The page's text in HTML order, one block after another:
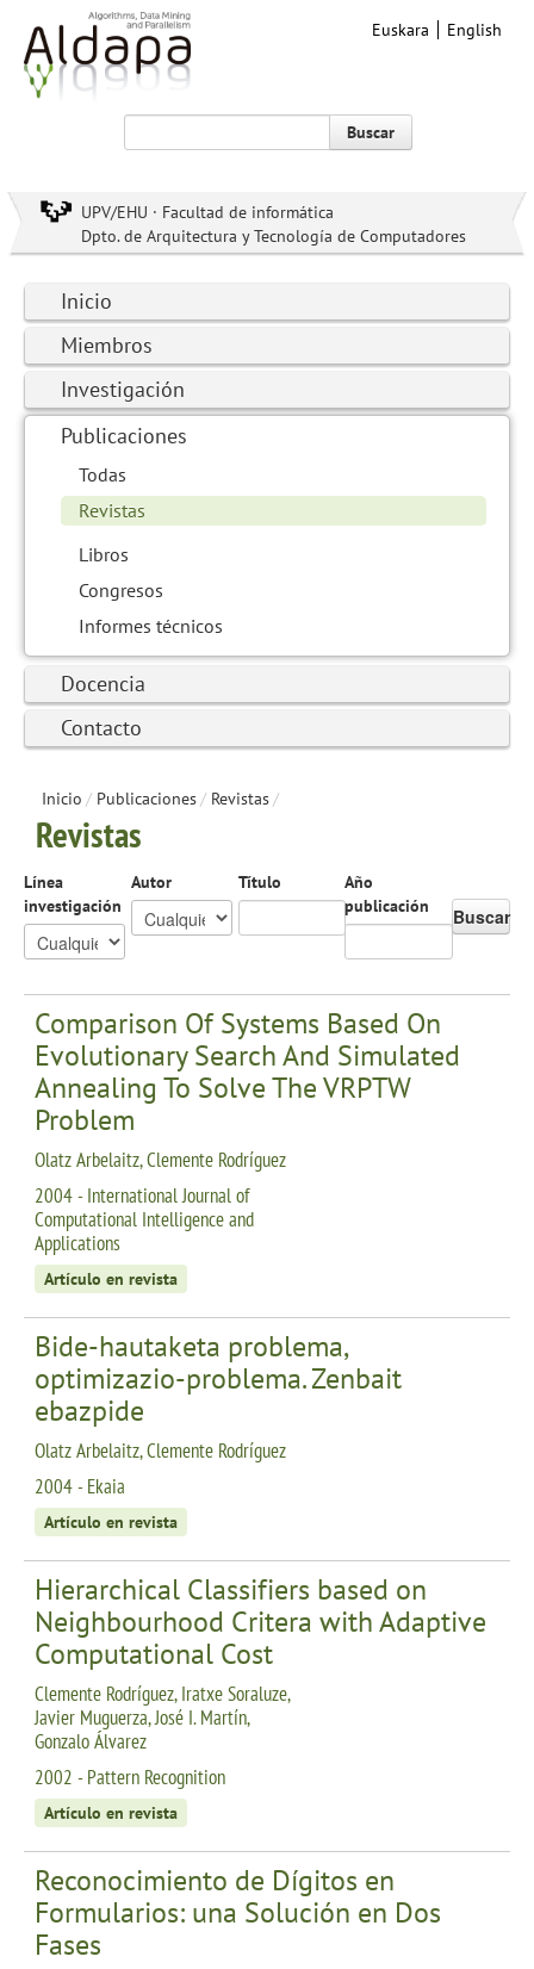
Euskara English
Buscar
UPV/EHU · Facultad de informática
Dpto. de Arquitectura y Tecnología de Computadores
Inicio
Miembros
Investigación
Publicaciones
Todas
Revistas
Libros
Congresos
Informes técnicos
Docencia
Contacto
Inicio / Publicaciones/ Revistas/
Revistas
Línea
investigación
Autor Título
Año
publicación
Buscar
Comparison Of Systems Based On
Evolutionary Search And Simulated
Annealing To Solve The VRPTW
Problem
Olatz Arbelaitz, Clemente Rodríguez
2004 - International Journal of
Computational Intelligence and
Applications
Artículo en revista
Bide-hautaketa problema,
optimizazio-problema. Zenbait
ebazpide
Olatz Arbelaitz, Clemente Rodríguez
2004 - Ekaia
Artículo en revista
Hierarchical Classifiers based on
Neighbourhood Critera with Adaptive
Computational Cost
Clemente Rodríguez, Iratxe Soraluze,
Javier Muguerza, José I. Martín,
Gonzalo Álvarez
2002 - Pattern Recognition
Artículo en revista
Reconocimiento de Dígitos en
Formularios: una Solución en Dos
Fases